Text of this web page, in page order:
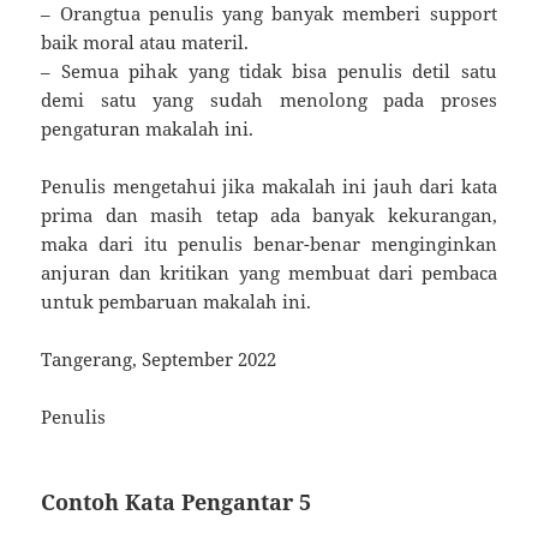
– Orangtua penulis yang banyak memberi support
baik moral atau materil.
– Semua pihak yang tidak bisa penulis detil satu
demi satu yang sudah menolong pada proses
pengaturan makalah ini.
Penulis mengetahui jika makalah ini jauh dari kata
prima dan masih tetap ada banyak kekurangan,
maka dari itu penulis benar-benar menginginkan
anjuran dan kritikan yang membuat dari pembaca
untuk pembaruan makalah ini.
Tangerang, September 2022
Penulis
Contoh Kata Pengantar 5